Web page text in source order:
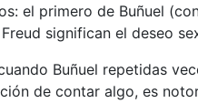
el primero de Buñuel
significan el deseo
Buñuel repetidas
de contar algo, es